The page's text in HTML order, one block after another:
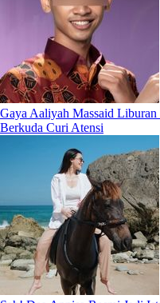
Gaya Aaliyah Massaid
Berkuda Curi Atensi